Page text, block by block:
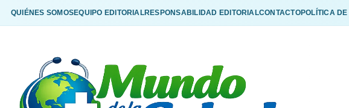
QUIÉNES SOMOSEQUIPO EDITORIALRESPONSABILIDAD EDITORIALCONTACTOPOLÍTICA